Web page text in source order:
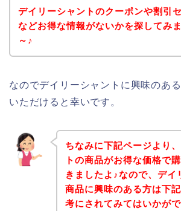
デイリーシャントのクーポンや割引
などお得な情報がないかを探してみ
～♪
なのでデイリーシャントに興味のあ
いただけると幸いです。
ちなみに下記ページより
トの商品がお得な価格で
きましたよ♪なので、デイ
商品に興味のある方は下
考にされてみてはいかが